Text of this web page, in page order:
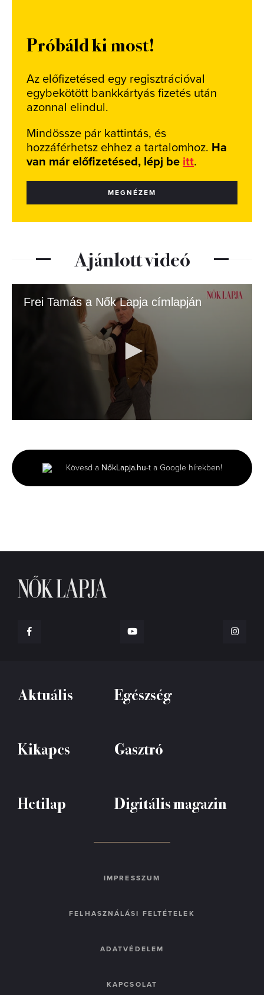
Próbáld ki most!
Az előfizetésed egy regisztrációval
egybekötött bankkártyás fizetés után
azonnal elindul.
Mindössze pár kattintás, és
hozzáférhetsz ehhez a tartalomhoz. Ha
van már előfizetésed, lépj be itt.
MEGNÉZEM
Ajánlott videó
Frei Tamás a Nők Lapja címlapján
minutes,
53
seconds
Kövesd a NőkLapja.hu-t a Google hírekben!
Aktuális Egészség
Kikapcs Gasztró
Hetilap Digitális magazin
IMPRESSZUM
FELHASZNÁLÁSI FELTÉTELEK
ADATVÉDELEM
KAPCSOLAT